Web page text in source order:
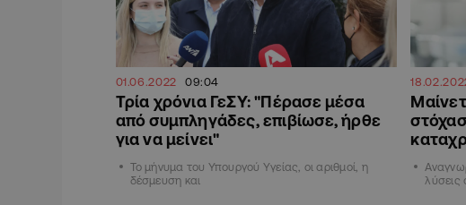
01.06.2022 09:04
Τρία χρόνια ΓεΣΥ: "Πέρασε μέσα
από συμπληγάδες, επιβίωσε, ήρθε
για να μείνει"
Το μήνυμα του Υπουργού Υγείας, οι αριθμοί, η
δέσμευση και
λύσεις